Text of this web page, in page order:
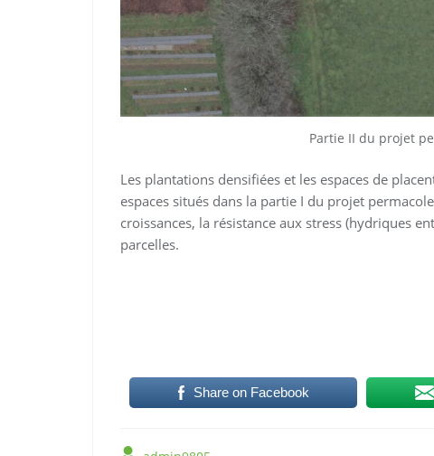
Partie II du projet
Les plantations densifiées et les espaces de
espaces situés dans la partie I du projet
croissances, la résistance aux stress (hydriques
parcelles.
Share on Facebook